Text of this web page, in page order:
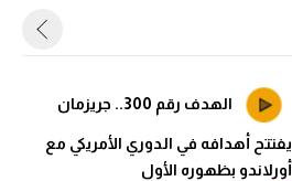
الهدف رقم 300.. جريزمان
يفتتح أهدافه في الدوري الأمريكي مع
أورلاندو بظهوره الأول